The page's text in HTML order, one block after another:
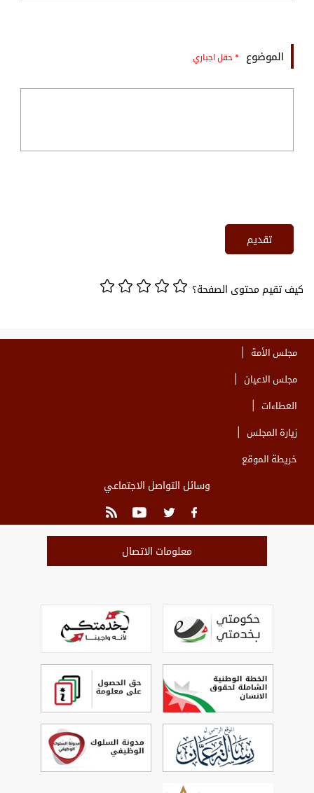
الموضوع * حقل اجباري
كيف تقيم محتوى الصفحة؟
مجلس الأمة
مجلس الاعيان
العطاءات
زيارة المجلس
خريطة الموقع
وسائل التواصل الاجتماعي
معلومات الاتصال